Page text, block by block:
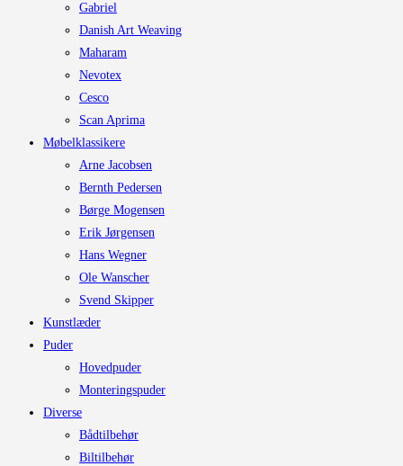
Gabriel
Danish Art Weaving
Maharam
Nevotex
Cesco
Scan Aprima
Møbelklassikere
Arne Jacobsen
Bernth Pedersen
Børge Mogensen
Erik Jørgensen
Hans Wegner
Ole Wanscher
Svend Skipper
Kunstlæder
Puder
Hovedpuder
Monteringspuder
Diverse
Bådtilbehør
Biltilbehør